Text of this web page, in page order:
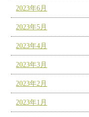
2023年6月
2023年5月
2023年4月
2023年3月
2023年2月
2023年1月